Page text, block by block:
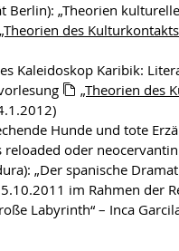
Berlin): „Theorien
„Theorien des
Kaleidoskop Karibik:
„Theorien des
Hunde und tote
oder
„Der spanische
im Rahmen der
Labyrinth“ – Inca